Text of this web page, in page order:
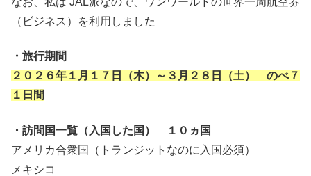
（ビジネス）を利用しました
・旅行期間
２０２６年１月１７日（木）～３月２８日（土） のべ７
１日間
・訪問国一覧（入国した国） １０ヵ国
アメリカ合衆国（トランジットなのに入国必須）
メキシコ